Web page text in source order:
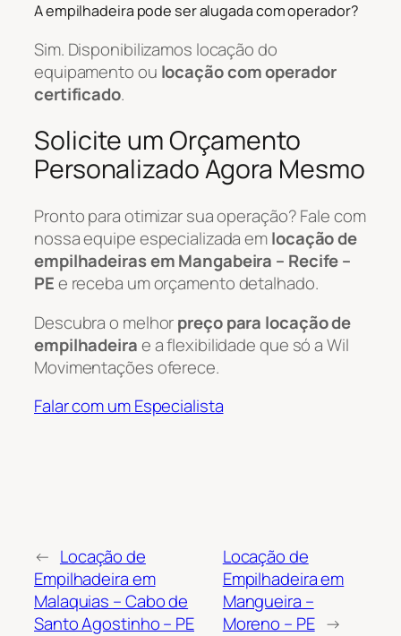
A empilhadeira pode ser alugada com operador?
Sim. Disponibilizamos locação do
equipamento ou locação com operador
certificado.
Solicite um Orçamento
Personalizado Agora Mesmo
Pronto para otimizar sua operação? Fale com
nossa equipe especializada emlocação de
empilhadeiras em Mangabeira – Recife –
PEe receba um orçamento detalhado.
Descubra o melhorpreço para locação de
empilhadeirae a flexibilidade que só a Wil
Movimentações oferece.
Falar com um Especialista
← Locação de
Empilhadeira em
Malaquias – Cabo de
Santo Agostinho – PE
Locação de
Empilhadeira em
Mangueira –
Moreno – PE →